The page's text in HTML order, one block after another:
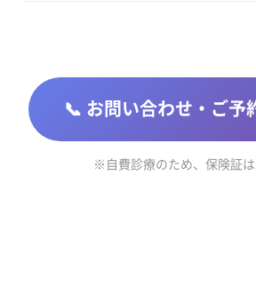
📞 お問い合わせ・ご予
※自費診療のため、保険証